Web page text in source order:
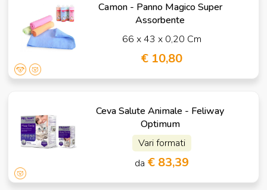
Camon - Panno Magico Super
Assorbente
66 x 43 x 0,20 Cm
€ 10,80
Ceva Salute Animale - Feliway
Optimum
Vari formati
da € 83,39